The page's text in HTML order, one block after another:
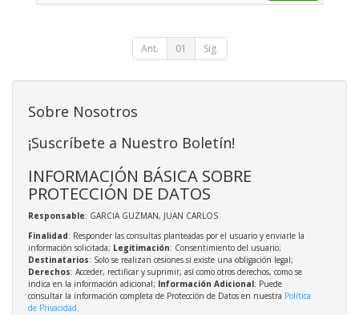
Ant. 01 Sig.
Sobre Nosotros
¡Suscríbete a Nuestro Boletín!
INFORMACIÓN BÁSICA SOBRE
PROTECCIÓN DE DATOS
Responsable: GARCIA GUZMAN, JUAN CARLOS
Finalidad: Responder las consultas planteadas por el usuario y enviarle la
información solicitada; Legitimación: Consentimiento del usuario;
Destinatarios: Solo se realizan cesiones si existe una obligación legal;
Derechos: Acceder, rectificar y suprimir, así como otros derechos, como se
indica en la información adicional; Información Adicional: Puede
consultar la información completa de Protección de Datos en nuestra Política
de Privacidad.